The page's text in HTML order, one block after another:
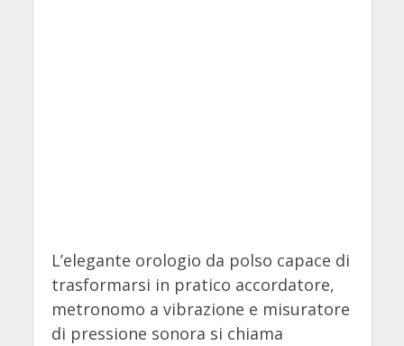
L’elegante orologio da polso capace di
trasformarsi in pratico accordatore,
metronomo a vibrazione e misuratore
di pressione sonora si chiama